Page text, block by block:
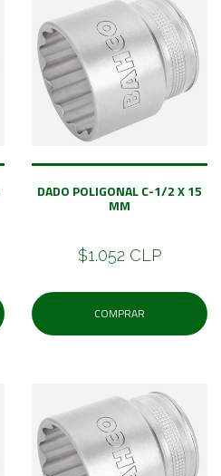
DADO POLIGONAL C-1/2 X 15
MM
$1.052 CLP
COMPRAR